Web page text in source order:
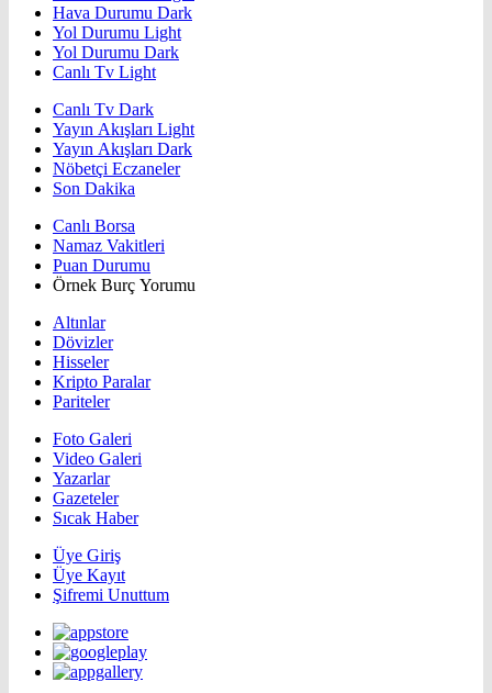
Hava Durumu Dark
Yol Durumu Light
Yol Durumu Dark
Canlı Tv Light
Canlı Tv Dark
Yayın Akışları Light
Yayın Akışları Dark
Nöbetçi Eczaneler
Son Dakika
Canlı Borsa
Namaz Vakitleri
Puan Durumu
Örnek Burç Yorumu
Altınlar
Dövizler
Hisseler
Kripto Paralar
Pariteler
Foto Galeri
Video Galeri
Yazarlar
Gazeteler
Sıcak Haber
Üye Giriş
Üye Kayıt
Şifremi Unuttum